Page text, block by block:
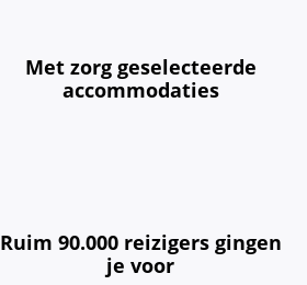
Met zorg geselecteerde
accommodaties
Ruim 90.000 reizigers gingen
je voor